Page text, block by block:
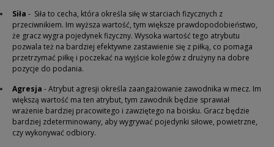
Siła - Siła to cecha, która określa siłę w starciach fizycznych z
przeciwnikiem. Im wyższa wartość, tym większe prawdopodobieństwo,
że gracz wygra pojedynek fizyczny. Wysoka wartość tego atrybutu
pozwala też na bardziej efektywne zastawienie się z piłką, co pomaga
przetrzymać piłkę i poczekać na wyjście kolegów z drużyny na dobre
pozycje do podania.
Agresja - Atrybut agresji określa zaangażowanie zawodnika w mecz. Im
większą wartość ma ten atrybut, tym zawodnik będzie sprawiał
wrażenie bardziej pracowitego i zawziętego na boisku. Gracz będzie
bardziej zdeterminowany, aby wygrywać pojedynki siłowe, powietrzne,
czy wykonywać odbiory.